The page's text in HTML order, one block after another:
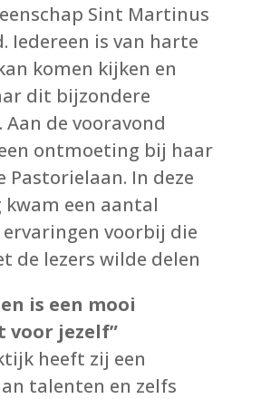
Sint Martinus
Iedereen is van harte
komen kijken en
dit bijzondere
de vooravond
ontmoeting bij haar
Pastorielaan. In deze
een aantal
voorbij die
de lezers wilde delen
is een mooi
voor jezelf”
heeft zij een
talenten en zelfs